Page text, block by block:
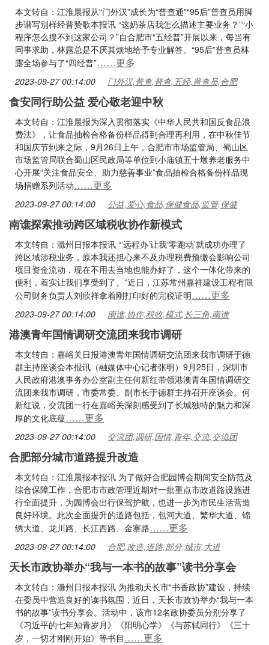
本文转自：江淮晨报从“门外汉”成长为“普查通”“95后”普查员用脚
步谱写别样经普赞歌本报讯 “这奶茶店我怎么描述主要业务？”“小
程序怎么搜不到这家公司？”自合肥市“五经普”开展以来，每当有
同事求助，林露总是不厌其烦地给予专业解答。“95后”普查员林
露全场参与了“四经普”……更多
2023-09-27 00:14:00 门外汉,普查,普查,五经,普查员,合肥
食安同行助公益 爱心敬老迎中秋
本文转自：江淮晨报为深入贯彻落实《中华人民共和国反食品浪
费法》，让食品抽检合格备份样品得到合理再利用，在中秋佳节
和国庆节到来之际，9月26日上午，合肥市市场监管局、蜀山区
市场监管局联合蜀山区民政局等单位到小庙镇五十墩养老服务中
心开展“关注食品安全、助力慈善事业”食品抽检合格备份样品现
场捐赠系列活动……更多
2023-09-27 00:14:00 公益,爱心,食品,保健食品,监管,保健
南谯探索推动跨区域税收协作新模式
本文转自：滁州日报本报讯 “‘远程办’让我‘零跑动’就成功办理了
跨区域涉税业务，原本我还担心来不及办理税费预缴会影响公司
项目资金流动，现在不用去当地也能办好了，这个一体化带来的
便利，着实让我们享受到了。”近日，江苏常州嘉祥建设工程有限
公司财务负责人刘欣祥拿着刚打印好的完税证明……更多
2023-09-27 00:14:00 南谯,协作,税收,模式,长三角,南谯
港澳青年国情调研交流团来我市调研
本文转自：嘉峪关日报港澳青年国情调研交流团来我市调研于德
群主持座谈会本报讯（融媒体中心记者张明）9月25日，深圳市
人民政府港澳事务办公室副主任何新红带领港澳青年国情调研交
流团来我市调研，市委常委、副市长于德群主持召开座谈会。何
新红说，交流团一行在嘉峪关深刻感受到了长城独特的魅力和深
厚的文化底蕴……更多
2023-09-27 00:14:00 交流团,调研,国情,青年,交流,交流团
合肥部分城市道路提升改造
本文转自：江淮晨报本报讯 为了做好合肥园博会期间安全防范及
综合保障工作，合肥市市政管理近期对一批重点市政道路设施进
行全面提升，为园博会出行保驾护航，也进一步为市民生活营造
良好环境。此次全面提升的道路包括，包河大道、繁华大道、锦
绣大道、龙川路、长江西路、金寨路……更多
2023-09-27 00:14:00 合肥,改造,道路,部分,城市,大道
天长市政协举办“我与一本书的故事”读书分享会
本文转自：滁州日报本报讯 为推动天长市“书香政协”建设，持续
在委员中营造良好的读书氛围，近日，天长市政协举办“我与一本
书的故事”读书分享会。活动中，该市12名政协委员分别分享了
《习近平的七年知青岁月》《阳明心学》《与苏轼同行》《三十
岁，一切才刚刚开始》等书目……更多